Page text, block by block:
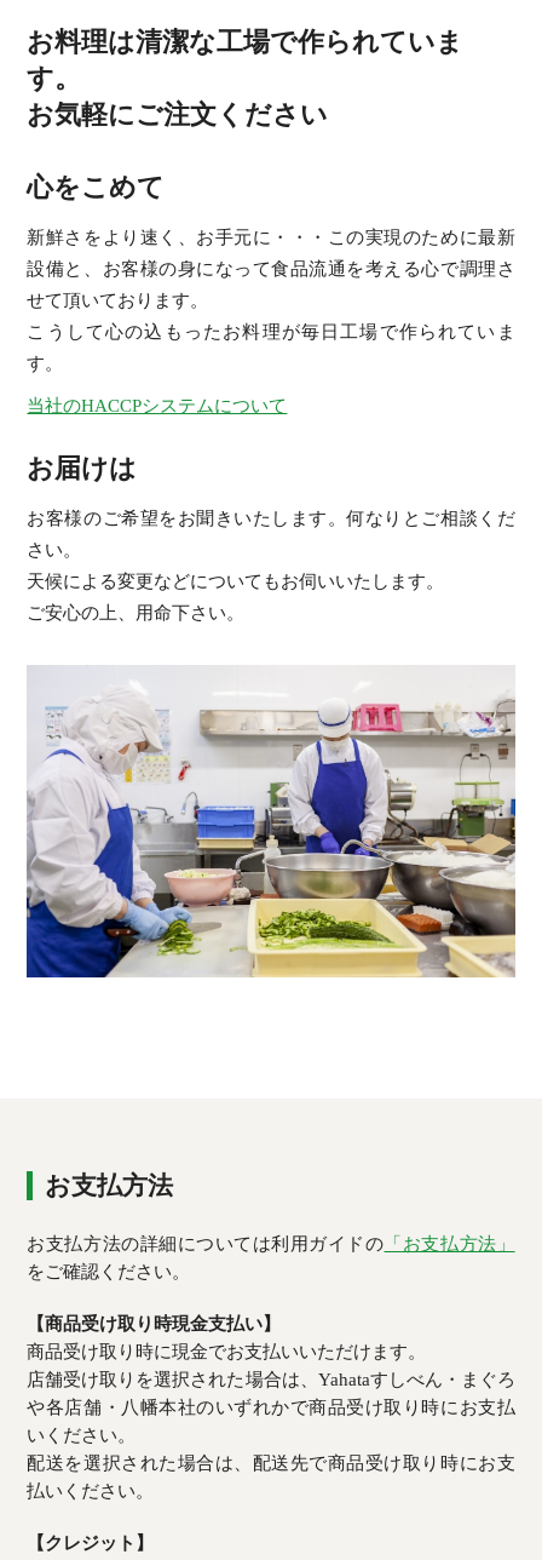
お料理は清潔な工場で作られていま
す。
お気軽にご注文ください
心をこめて
新鮮さをより速く、お手元に・・・この実現のために最新
設備と、お客様の身になって食品流通を考える心で調理さ
せて頂いております。
こうして心の込もったお料理が毎日工場で作られていま
す。
当社のHACCPシステムについて
お届けは
お客様のご希望をお聞きいたします。何なりとご相談くだ
さい。
天候による変更などについてもお伺いいたします。
ご安心の上、用命下さい。
お支払方法
お支払方法の詳細については利用ガイドの 「お支払方法」
をご確認ください。
【商品受け取り時現金支払い】
商品受け取り時に現金でお支払いいただけます。
店舗受け取りを選択された場合は、Yahataすしべん・まぐろ
や各店舗・八幡本社のいずれかで商品受け取り時にお支払
いください。
配送を選択された場合は、配送先で商品受け取り時にお支
払いください。
【クレジット】